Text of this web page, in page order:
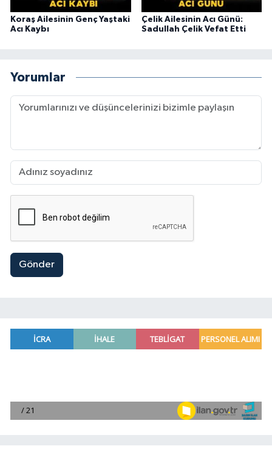
Koraş Ailesinin Genç Yaştaki
Acı Kaybı
Çelik Ailesinin Acı Günü:
Sadullah Çelik Vefat Etti
Yorumlar
Gönder